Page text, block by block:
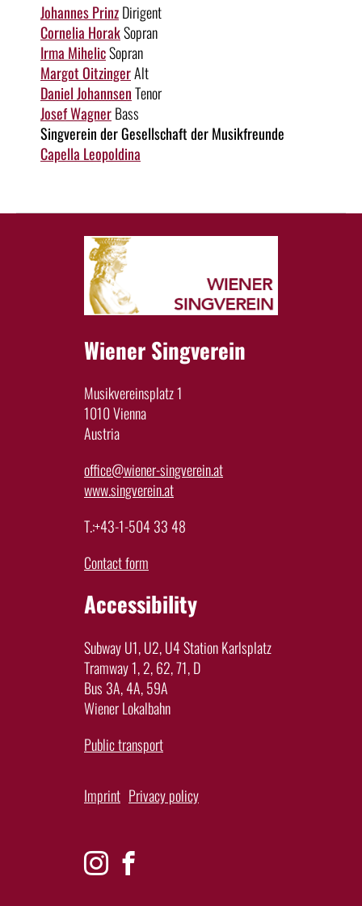
Johannes PrinzDirigent
Cornelia HorakSopran
Irma MihelicSopran
Margot OitzingerAlt
Daniel JohannsenTenor
Josef WagnerBass
Singverein der Gesellschaft der Musikfreunde
Capella Leopoldina
Wiener Singverein
Musikvereinsplatz 1
1010 Vienna
Austria
office@wiener-singverein.at
www.singverein.at
T.:+43-1-504 33 48
Contact form
Accessibility
Subway U1, U2, U4 Station Karlsplatz
Tramway 1, 2, 62, 71, D
Bus 3A, 4A, 59A
Wiener Lokalbahn
Public transport
Imprint Privacy policy